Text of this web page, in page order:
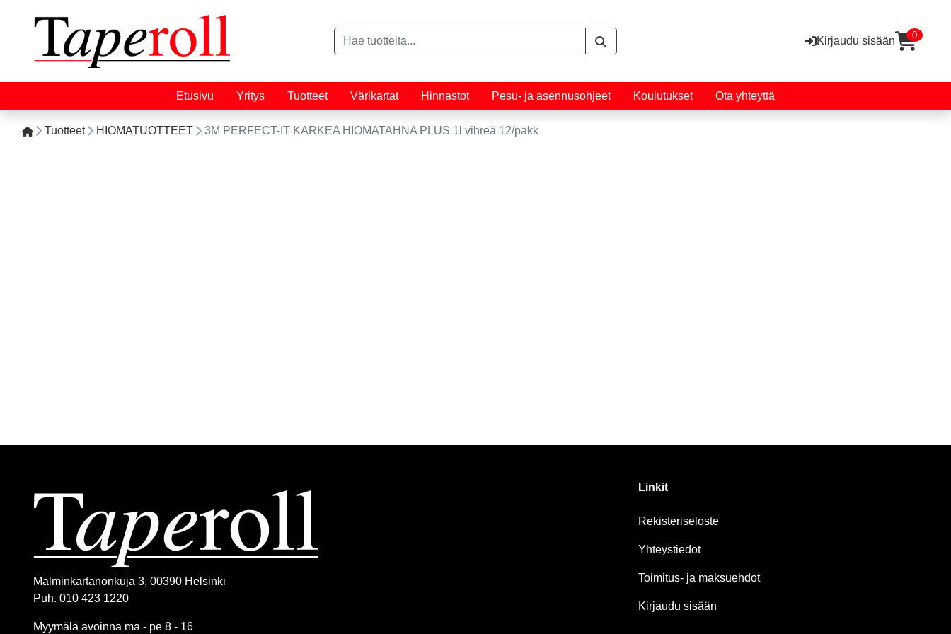
Kirjaudu sisään 0
Etusivu Yritys Tuotteet Värikartat Hinnastot Pesu- ja asennusohjeet Koulutukset Ota yhteyttä
Tuotteet HIOMATUOTTEET 3M PERFECT-IT KARKEA HIOMATAHNA PLUS 1l vihreä 12/pakk
Malminkartanonkuja 3, 00390 Helsinki
Puh. 010 423 1220
Myymälä avoinna ma - pe 8 - 16
Linkit
Rekisteriseloste
Yhteystiedot
Toimitus- ja maksuehdot
Kirjaudu sisään